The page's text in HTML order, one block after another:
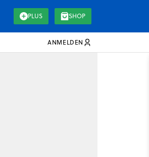
PLUS SHOP
ANMELDEN